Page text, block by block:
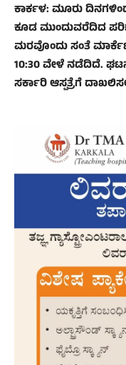
ಕಾರ್ಕಳ: ಮೂರು
ಕೂಡ ಮುಂದುವರೆದಿದ
ಮರವೊಂದು ಸಂತೆ
10:30 ವೇಳೆ ನಡೆದಿದೆ.
ಸರ್ಕಾರಿ ಆಸ್ಪತ್ರೆಗೆ